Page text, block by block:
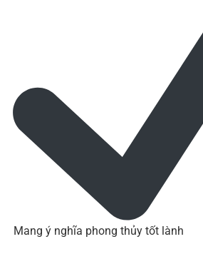
Mang ý nghĩa phong thủy tốt lành